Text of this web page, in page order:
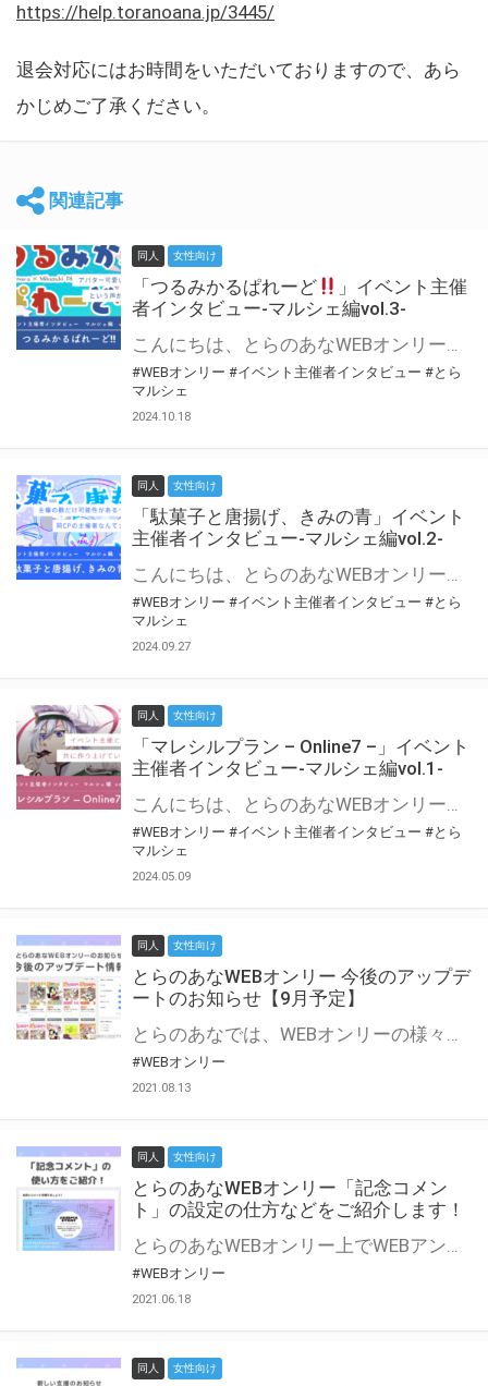
https://help.toranoana.jp/3445/
退会対応にはお時間をいただいておりますので、あら
かじめご了承ください。
関連記事
同人 女性向け
「つるみかるぱれーど
」イベント主催
者インタビュー-マルシェ編vol.3-
こんにちは、とらのあなWEBオンリー運営スタッフです。 新たにお届けする、イベント主催者インタビュー-マルシェ編-は、 とらのあなWEBオンリー「マルシェ」をご利用した主催様に 「マルシェ」を使って開催した感想や心がけをお聞きする企画です。 今回は、WEBオンリー初開催「つるみかるぱれーど
#WEBオンリー #イベント主催者インタビュー #とら
マルシェ
2024.10.18
同人 女性向け
「駄菓子と唐揚げ、きみの青」イベント
主催者インタビュー-マルシェ編vol.2-
こんにちは、とらのあなWEBオンリー運営スタッフです。 新たにお届けする、イベント主催者インタビュー-マルシェ編-は、 とらのあなWEBオンリー「マルシェ」をご利用の主催様に 「マルシェ」を使ってイベントを開催した感想や心がけをお聞きする企画です。 今回は、WEBオンリー初開催「駄菓子と唐揚げ、きみの青」より、 主催のぎこ六屋様にお話を伺いました。 協力：ぎこ六屋様／イベント公式Twitter（@krkgwks） とらのあなWEBオンリー「マルシェ」とは？ WEBオンリーでリアルタイムでコミュニケーションがとれるオンライン会場です。
#WEBオンリー #イベント主催者インタビュー #とら
マルシェ
2024.09.27
同人 女性向け
「マレシルプラン – Online7 –」イベント
主催者インタビュー-マルシェ編vol.1-
こんにちは、とらのあなWEBオンリー運営スタッフです。 新たにお届けする、イベント主催者インタビュー-マルシェ編-は、 とらのあなWEBオンリー「マルシェ」をご利用した主催様に 「マルシェ」を使って開催した感想や心がけをお聞きする企画です。 今回は、WEBオンリー開催7回目迎えた「マレシルプラン – Online7 –」より、 主催の玉川うた様にお話を伺いました。 ▼マレシルプランのインタビュー前回記事 「イベント主催者インタビュー vol.6」はこちら 協力：玉川うた様（マレシルプラン実行委員会 代表）／イベント公式Twitter（@mallesil_plan） とらのあなWEBオンリー「マルシェ」とは？ WEBオンリーでリアルタイムでコミュニケーションがとれるオンライン会場です。
#WEBオンリー #イベント主催者インタビュー #とら
マルシェ
2024.05.09
同人 女性向け
とらのあなWEBオンリー 今後のアップデ
ートのお知らせ【9月予定】
とらのあなでは、WEBオンリーの様々な支援を実施しています。 今回は2021年9月に実装を予定しているアップデート情報についてご紹介いたします。 とらのあなWEBオンリーサイトはこちら
#WEBオンリー
2021.08.13
同人 女性向け
とらのあなWEBオンリー「記念コメン
ト」の設定の仕方などをご紹介します！
とらのあなWEBオンリー上でWEBアンソロジーが作成できる「記念コメント」について、その使い方や作成手順を解説します！ 支援タイプを「サークル参加型」「サークル参加型・マルシェ(イベント会場)機能付き」でお申し込みいただいている主催者様はぜひご活用ください♪ とらのあなWEBオンリーサイトはこちら
#WEBオンリー
2021.06.18
同人 女性向け